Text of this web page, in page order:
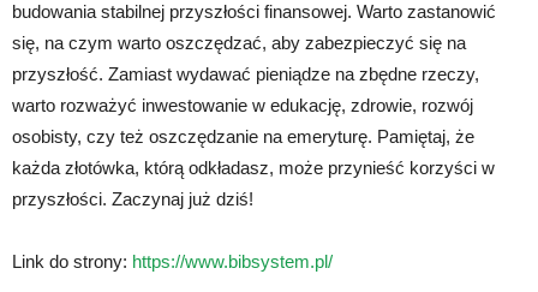
budowania stabilnej przyszłości finansowej. Warto zastanowić
się, na czym warto oszczędzać, aby zabezpieczyć się na
przyszłość. Zamiast wydawać pieniądze na zbędne rzeczy,
warto rozważyć inwestowanie w edukację, zdrowie, rozwój
osobisty, czy też oszczędzanie na emeryturę. Pamiętaj, że
każda złotówka, którą odkładasz, może przynieść korzyści w
przyszłości. Zaczynaj już dziś!
Link do strony: https://www.bibsystem.pl/